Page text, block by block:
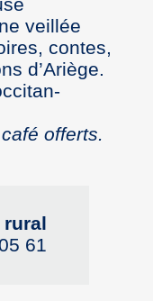
veillée
contes,
d’Ariège.
offerts.
rural
61